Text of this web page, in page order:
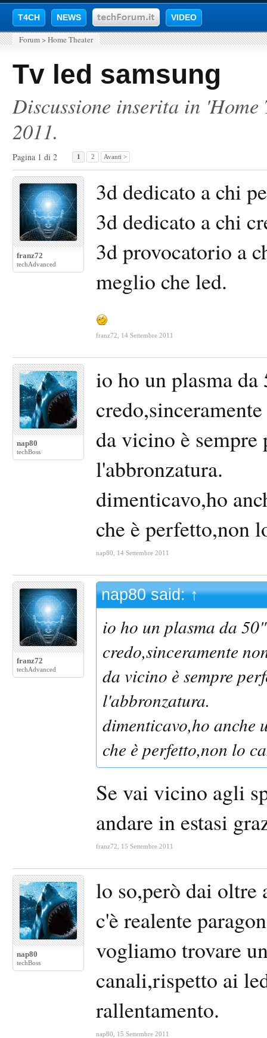
T4CH NEWS VIDEO
Forum > Home Theater
Tv led samsung
Discussione inserita in 'Home
2011.
Pagina 1 di 2 1 2 Avanti >
franz72
techAdvanced
3d dedicato a chi
3d dedicato a chi
3d provocatorio a
meglio che led.
franz72 14 Settembre 2011
nap80
techBoss
io ho un plasma
da vicino è
l'abbronzatura.
dimenticavo,ho
che è perfetto,non
nap80 14 Settembre 2011
franz72
techAdvanced
nap80 said:↑
io ho un plasma da
credo,sinceramente
da vicino è sempre
l'abbronzatura.
dimenticavo,ho anche
che è perfetto,non lo
Se vai vicino agli
andare in estasi
franz72 15 Settembre 2011
nap80
techBoss
lo so,però dai oltre
c'è realente
vogliamo trovare
canali,rispetto ai
rallentamento.
nap80 15 Settembre 2011